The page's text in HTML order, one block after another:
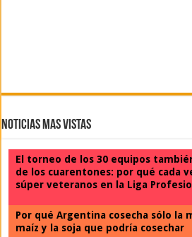
Noticias Mas Vistas
El torneo de los 30 equipos
de los cuarentones: por qué cada
súper veteranos en la Liga
Por qué Argentina cosecha sólo la
maíz y la soja que podría cosechar